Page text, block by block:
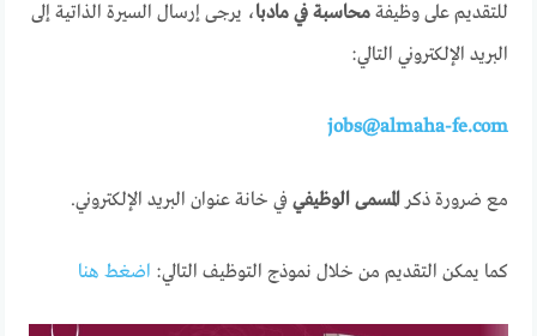
للتقديم على وظيفةمحاسبة في مادبا، يرجى إرسال السيرة الذاتية إلى
البريد الإلكتروني التالي:
jobs@almaha-fe.com
مع ضرورة ذكرالمسمى الوظيفي في خانة عنوان البريد الإلكتروني.
كما يمكن التقديم من خلال نموذج التوظيف التالي: اضغط هنا